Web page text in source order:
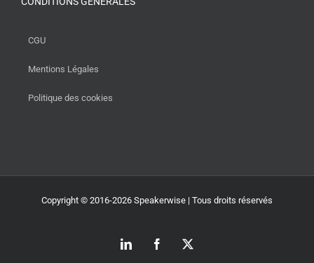
CGU
Mentions Légales
Politique des cookies
Copyright © 2016-2026 Speakerwise | Tous droits réservés
LinkedInFacebook
X